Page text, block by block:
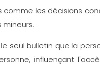
les décisions
seul bulletin que la
influençant